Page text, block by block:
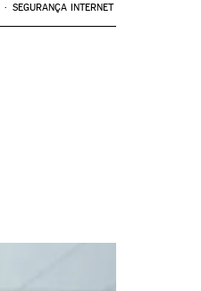
SEGURANÇA INTERNET